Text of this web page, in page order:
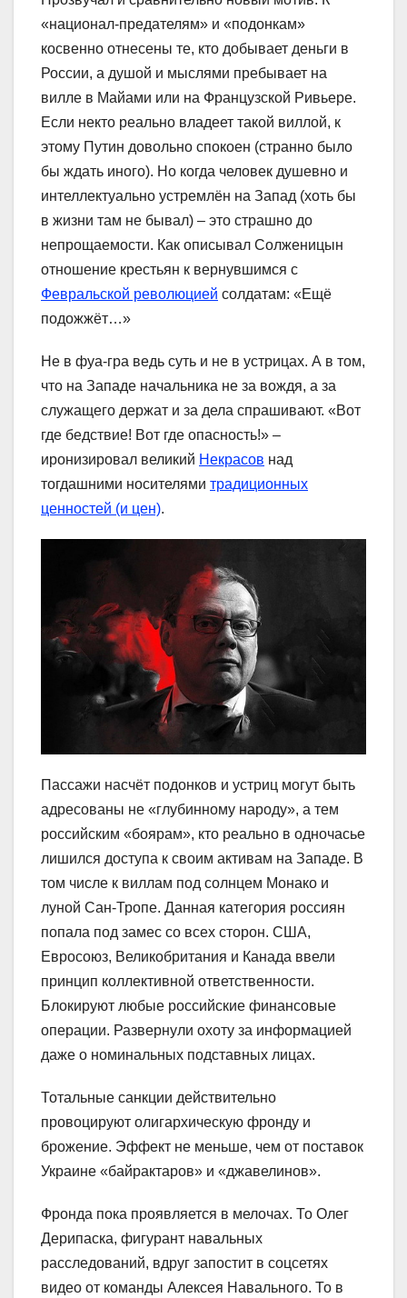
«национал-предателям» и «подонкам»
косвенно отнесены те, кто добывает деньги в
России, а душой и мыслями пребывает на
вилле в Майами или на Французской Ривьере.
Если некто реально владеет такой виллой, к
этому Путин довольно спокоен (странно было
бы ждать иного). Но когда человек душевно и
интеллектуально устремлён на Запад (хоть бы
в жизни там не бывал) – это страшно до
непрощаемости. Как описывал Солженицын
отношение крестьян к вернувшимся с
Февральской революцией солдатам: «Ещё
подожжёт…»
Не в фуа-гра ведь суть и не в устрицах. А в том,
что на Западе начальника не за вождя, а за
служащего держат и за дела спрашивают. «Вот
где бедствие! Вот где опасность!» –
иронизировал великий Некрасов над
тогдашними носителями традиционных
ценностей (и цен).
Пассажи насчёт подонков и устриц могут быть
адресованы не «глубинному народу», а тем
российским «боярам», кто реально в одночасье
лишился доступа к своим активам на Западе. В
том числе к виллам под солнцем Монако и
луной Сан-Тропе. Данная категория россиян
попала под замес со всех сторон. США,
Евросоюз, Великобритания и Канада ввели
принцип коллективной ответственности.
Блокируют любые российские финансовые
операции. Развернули охоту за информацией
даже о номинальных подставных лицах.
Тотальные санкции действительно
провоцируют олигархическую фронду и
брожение. Эффект не меньше, чем от поставок
Украине «байрактаров» и «джавелинов».
Фронда пока проявляется в мелочах. То Олег
Дерипаска, фигурант навальных
расследований, вдруг запостит в соцсетях
видео от команды Алексея Навального. То в